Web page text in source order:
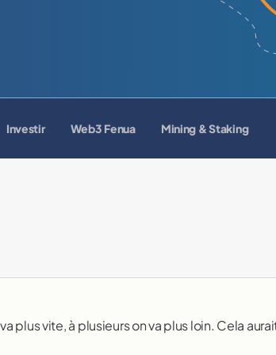
Investir Web3 Fenua Mining & Staking
plus vite, à plusieurs on va plus loin. Cela